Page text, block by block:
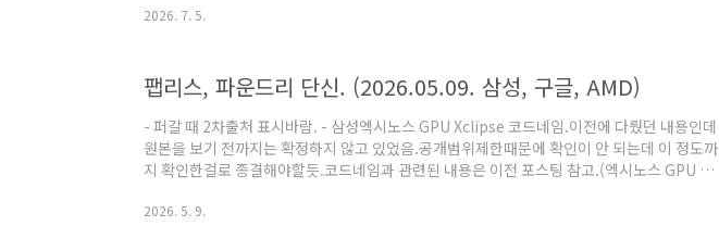
정.커스텀 HBM 베이스 다이 삼성 4nm 공정. gChip CPU 구성 1+4+3코어 분석 이력.텐서
으..
2026. 7. 5.
팹리스, 파운드리 단신. (2026.05.09. 삼성, 구글, AMD)
- 퍼갈 때 2차출처 표시바람. - 삼성엑시노스 GPU Xclipse 코드네임.이전에 다뤘던 내용인데
원본을 보기 전까지는 확정하지 않고 있었음.공개범위제한때문에 확인이 안 되는데 이 정도까
지 확인한걸로 종결해야할듯.코드네임과 관련된 내용은 이전 포스팅 참고.(엑시노스 GPU 코
련된 내용은 이미 제법 알려진 상태였고 M5 코드네임이 Lion이라는 것까지가 일반적으로 알
2026. 5. 9.